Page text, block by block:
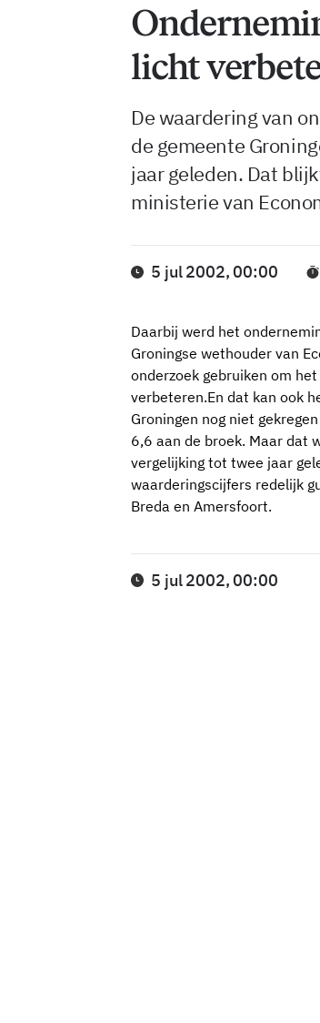
licht
De waardering van
de gemeente
jaar geleden. Dat
ministerie van
5 jul 2002, 00:00
Daarbij werd het
Groningse wethouder van
onderzoek gebruiken om
verbeteren.En dat kan ook
Groningen nog niet
6,6 aan de broek. Maar dat
vergelijking tot twee jaar
waarderingscijfers redelijk
Breda en Amersfoort.
5 jul 2002, 00:00